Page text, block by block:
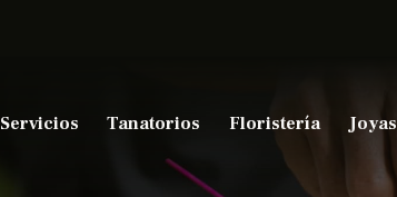
Servicios Tanatorios Floristería Joyas